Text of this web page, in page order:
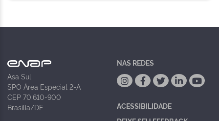
Asa Sul
SPO Área Especial 2-A
CEP 70.610-900
Brasília/DF
NAS REDES
ACESSIBILIDADE